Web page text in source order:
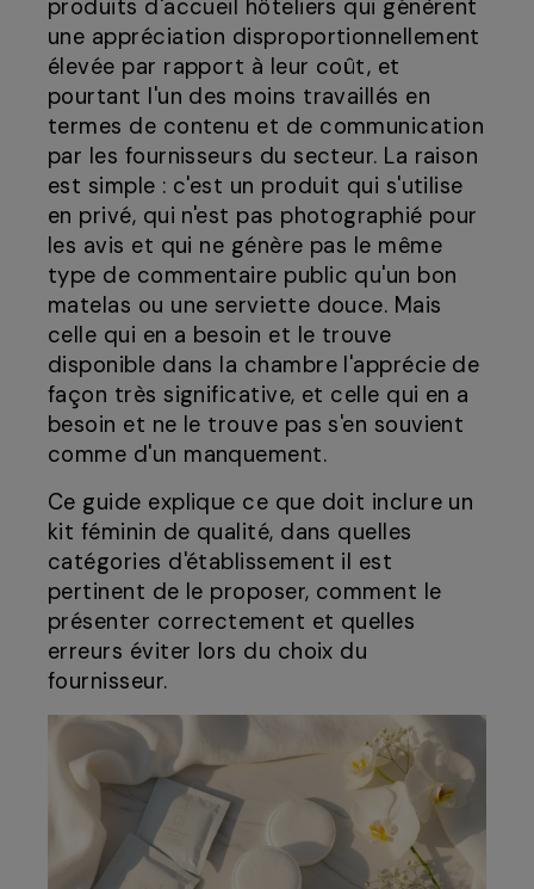
produits d'accueil hôteliers qui génèrent
une appréciation disproportionnellement
élevée par rapport à leur coût, et
pourtant l'un des moins travaillés en
termes de contenu et de communication
par les fournisseurs du secteur. La raison
est simple : c'est un produit qui s'utilise
en privé, qui n'est pas photographié pour
les avis et qui ne génère pas le même
type de commentaire public qu'un bon
matelas ou une serviette douce. Mais
celle qui en a besoin et le trouve
disponible dans la chambre l'apprécie de
façon très significative, et celle qui en a
besoin et ne le trouve pas s'en souvient
comme d'un manquement.
Ce guide explique ce que doit inclure un
kit féminin de qualité, dans quelles
catégories d'établissement il est
pertinent de le proposer, comment le
présenter correctement et quelles
erreurs éviter lors du choix du
fournisseur.